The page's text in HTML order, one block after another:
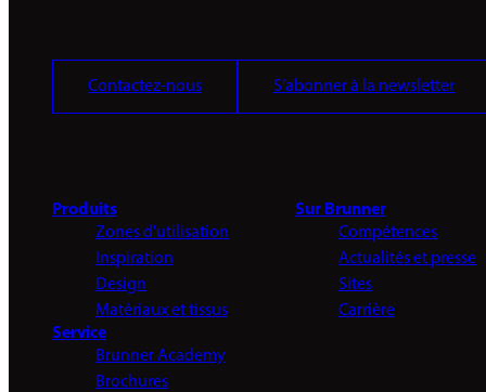
Contactez-nous S’abonner à la newsletter
Produits
Zones d'utilisation
Inspiration
Design
Matériaux et tissus
Sur Brunner
Compétences
Actualités et presse
Sites
Carrière
Service
Brunner Academy
Brochures